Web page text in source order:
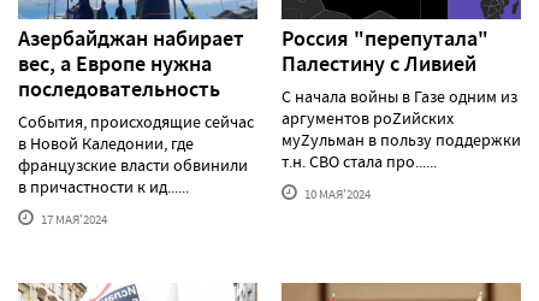
Азербайджан набирает
вес, а Европе нужна
последовательность
События, происходящие сейчас
в Новой Каледонии, где
французские власти обвинили
в причастности к ид......
17 МАЯ'2024
Россия "перепутала"
Палестину с Ливией
С начала войны в Газе одним из
аргументов роZийских
муZульман в пользу поддержки
т.н. СВО стала про......
10 МАЯ'2024